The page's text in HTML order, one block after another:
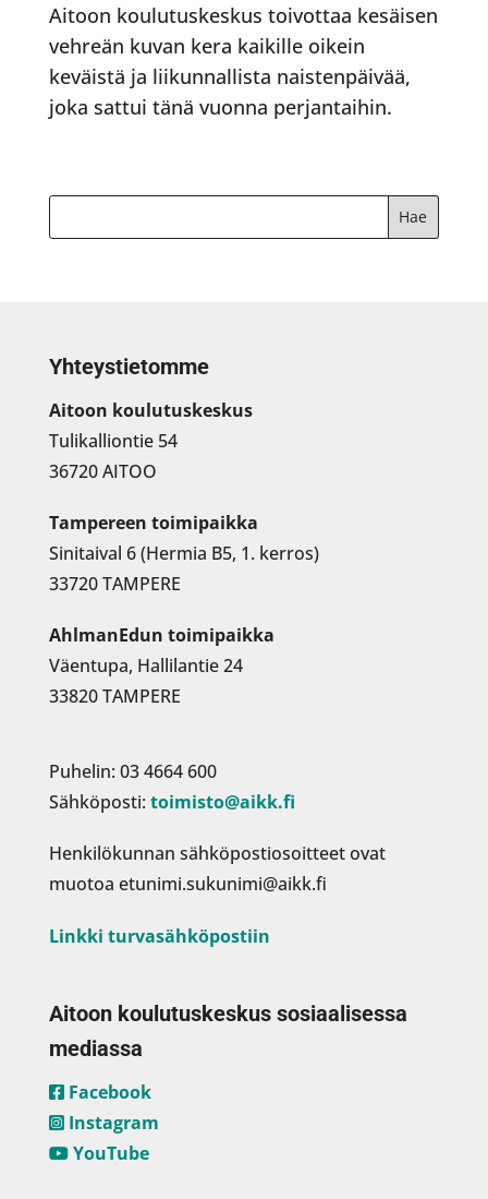
Aitoon koulutuskeskus toivottaa kesäisen
vehreän kuvan kera kaikille oikein
keväistä ja liikunnallista naistenpäivää,
joka sattui tänä vuonna perjantaihin.
Yhteystietomme
Aitoon koulutuskeskus
Tulikalliontie 54
36720 AITOO
Tampereen toimipaikka
Sinitaival 6 (Hermia B5, 1. kerros)
33720 TAMPERE
AhlmanEdun toimipaikka
Väentupa, Hallilantie 24
33820 TAMPERE
Puhelin: 03 4664 600
Sähköposti: toimisto@aikk.fi
Henkilökunnan sähköpostiosoitteet ovat
muotoa etunimi.sukunimi@aikk.fi
Linkki turvasähköpostiin
Aitoon koulutuskeskus sosiaalisessa
mediassa
Facebook
Instagram
YouTube